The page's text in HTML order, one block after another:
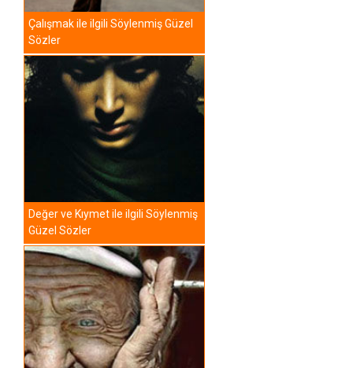
Çalışmak ile ilgili Söylenmiş Güzel
Sözler
Değer ve Kıymet ile ilgili Söylenmiş
Güzel Sözler